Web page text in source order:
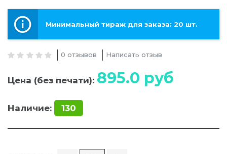
Минимальный тираж для заказа: 20 шт.
0 отзывов Написать отзыв
Цена (без печати): 895.0 руб
Наличие: 130